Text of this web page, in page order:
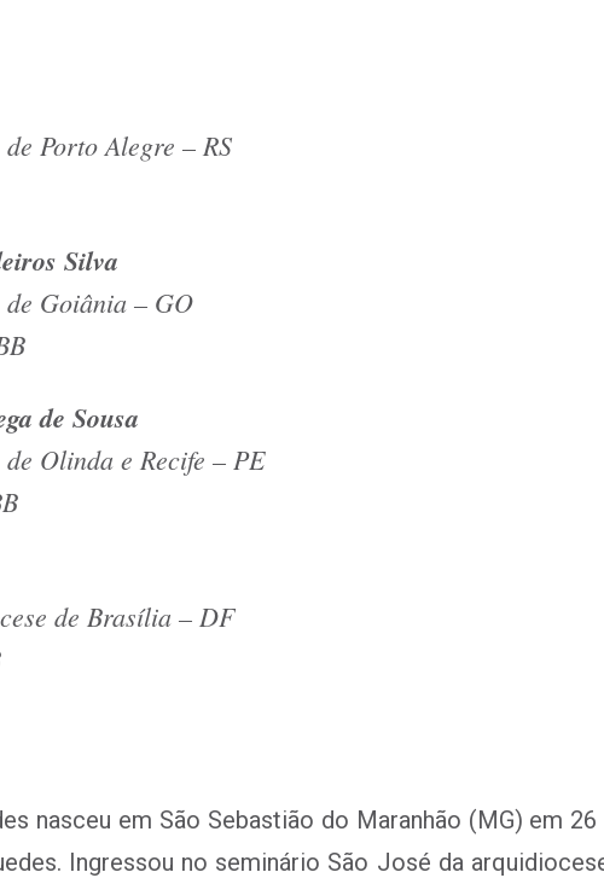
Porto Alegre – RS
Silva
Goiânia – GO
de Sousa
Olinda e Recife – PE
de Brasília – DF
nasceu em São Sebastião do Maranhão (MG) em
Ingressou no seminário São José da